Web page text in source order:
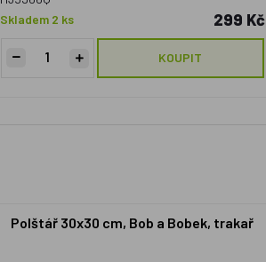
Skladem 2 ks
299 Kč
KOUPIT
Polštář 30x30 cm, Bob a Bobek, trakař